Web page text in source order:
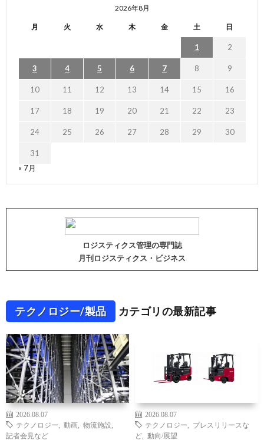
2026年8月
月 火 水 木 金 土 日
1 2
3 4 5 6 7 8 9
10 11 12 13 14 15 16
17 18 19 20 21 22 23
24 25 26 27 28 29 30
31
« 7月
ロジスティクス管理の専門誌
月刊ロジスティクス・ビジネス
テクノロジー/製品 カテゴリの最新記事
2026.08.07
テクノロジー
動画 物流施設
記者会見など
2026.08.07
テクノロジー
プレスリリースな
ど
動向/展望